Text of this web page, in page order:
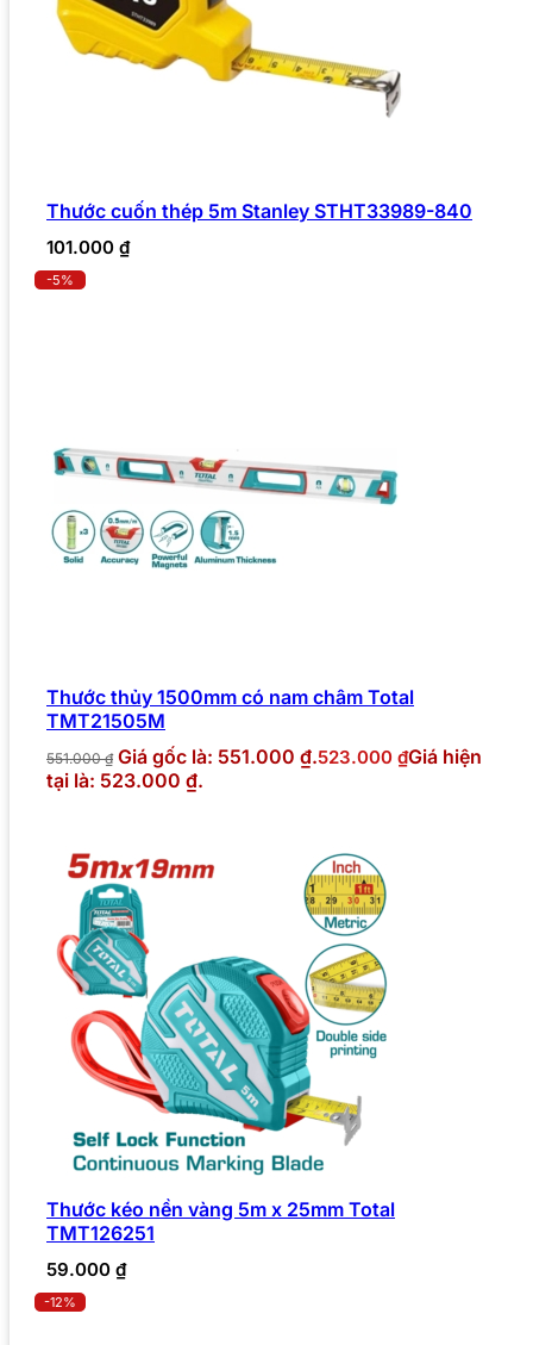
Thước cuốn thép 5m Stanley STHT33989-840
101.000 ₫
-5%
Thước thủy 1500mm có nam châm Total
TMT21505M
551.000₫ Giá gốc là: 551.000 ₫.523.000 ₫Giá hiện
tại là: 523.000 ₫.
Thước kéo nền vàng 5m x 25mm Total
TMT126251
59.000 ₫
-12%